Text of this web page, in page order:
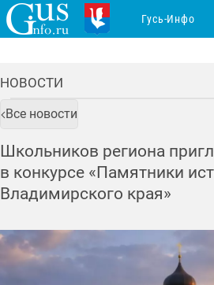
НОВОСТИ
Все новости
Школьников региона
в конкурсе «Памятники
Владимирского края»
Гусь-Инфо